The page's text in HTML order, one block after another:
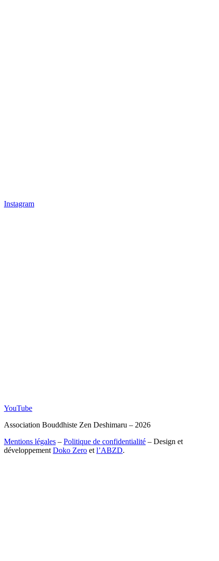
Instagram
YouTube
Association Bouddhiste Zen Deshimaru – 2026
Mentions légales – Politique de confidentialité – Design et
développement Doko Zero et l’ABZD.